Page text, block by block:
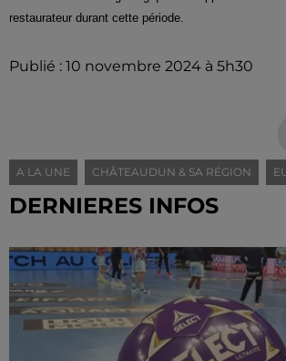
restaurateur durant cette période.
Publié : 10 novembre 2024 à 5h30
A LA UNE CHÂTEAUDUN & SA RÉGION
DERNIERES INFOS